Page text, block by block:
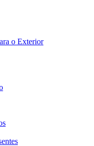
o Exterior